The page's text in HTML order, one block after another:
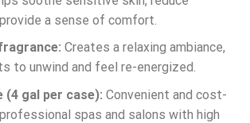
a sense of comfort.
Creates a relaxing ambiance,
to unwind and feel re-energized.
(4 gal per case): Convenient and cost-
spas and salons with high